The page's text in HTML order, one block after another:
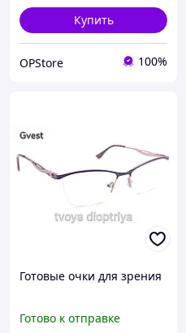
Купить
OPStore 100%
Готовые очки для зрения
Готово к отправке